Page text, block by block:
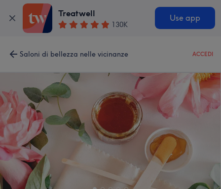
Treatwell
130K
Use app
Saloni di bellezza nelle vicinanze ACCEDI